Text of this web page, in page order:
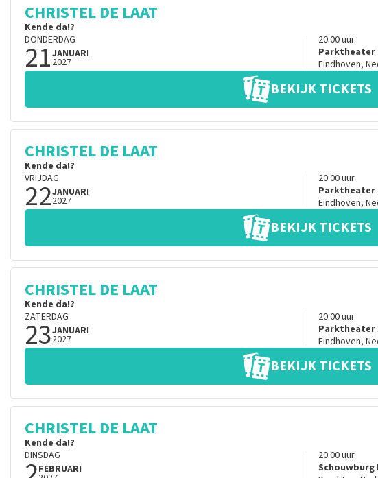
CHRISTEL DE LAAT
Kende da!?
DONDERDAG
21JANUARI
2027
20:00uur
Parktheater
Eindhoven,
BEKIJK TICKETS
CHRISTEL DE LAAT
Kende da!?
VRIJDAG
22JANUARI
2027
20:00uur
Parktheater
Eindhoven,
BEKIJK TICKETS
CHRISTEL DE LAAT
Kende da!?
ZATERDAG
23JANUARI
2027
20:00uur
Parktheater
Eindhoven,
BEKIJK TICKETS
CHRISTEL DE LAAT
Kende da!?
DINSDAG
FEBRUARI
20:00uur
Schouwburg